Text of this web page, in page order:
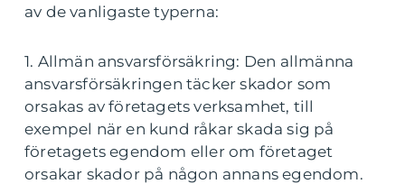
av de vanligaste typerna:
1. Allmän ansvarsförsäkring: Den allmänna
ansvarsförsäkringen täcker skador som
orsakas av företagets verksamhet, till
exempel när en kund råkar skada sig på
företagets egendom eller om företaget
orsakar skador på någon annans egendom.